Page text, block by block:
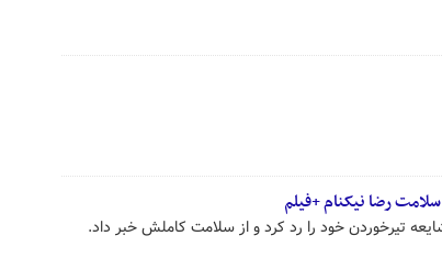
رضا نیکنام +فیلم
تیرخوردن خود را رد کرد و از سلامت کاملش خبر داد.